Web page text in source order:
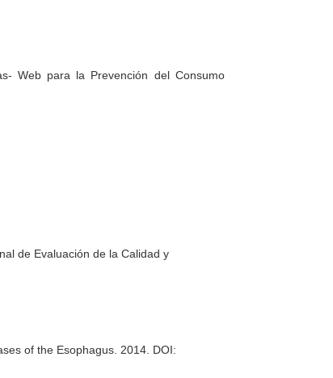
Web para la Prevención del Consumo
de Evaluación de la Calidad y
of the Esophagus . 2014. DOI: